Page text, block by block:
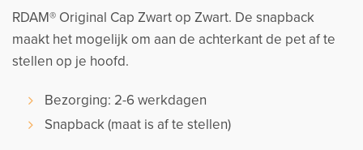
RDAM® Original Cap Zwart op Zwart. De snapback
maakt het mogelijk om aan de achterkant de pet af te
stellen op je hoofd.
Bezorging: 2-6 werkdagen
Snapback (maat is af te stellen)